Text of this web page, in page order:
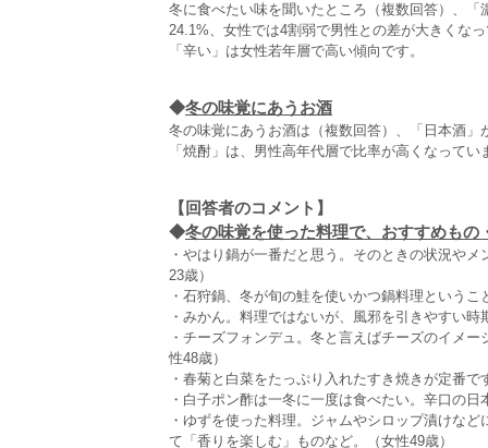
冬に食べたい味を聞いたところ（複数回答）、
24.1%、女性では4割弱で男性との差が大きくな
「辛い」は女性若年層で高い傾向です。
◆冬の味覚にあうお酒
冬の味覚にあうお酒は（複数回答）、「日本酒
「焼酎」は、男性高年代層で比率が高くなってい
【回答者のコメント】
◆冬の味覚を使った料理で、おすすめもの
・やはり鍋が一番だと思う。そのときの状況や
23歳）
・石狩鍋、冬が旬の鮭を使いかつ鍋料理という
・みかん。料理ではないが、風邪を引きやすい
・チーズフォンデュ。冬と言えばチーズのイメ
性48歳）
・春菊と白菜をたっぷり入れたすき焼きが定番
・白子ポン酢は一冬に一度は食べたい。辛口の
・ゆずを使った料理。ジャムやシロップ漬けな
て「香りを楽しむ」ものなど。（女性49歳）